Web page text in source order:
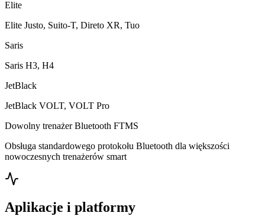
Elite
Elite Justo, Suito-T, Direto XR, Tuo
Saris
Saris H3, H4
JetBlack
JetBlack VOLT, VOLT Pro
Dowolny trenażer Bluetooth FTMS
Obsługa standardowego protokołu Bluetooth dla większości
nowoczesnych trenażerów smart
Aplikacje i platformy